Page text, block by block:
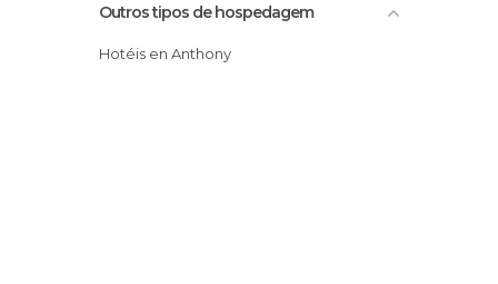
Outros tipos de hospedagem
Hotéis en Anthony